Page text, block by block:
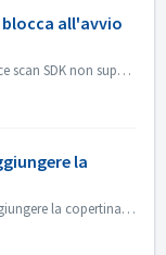
blocca all'avvio
Una possibile ragione è che MediaHome face scan SDK non supporta alcune CPU di fascia bassa. Potresti provare i seguenti passi per sostituire l'SDK Face...
la
In Nero MediaHome, gli utenti possono aggiungere la copertina dell'album ai file musicali. Questi formati sono supportati per aggiungere la copertina: m...